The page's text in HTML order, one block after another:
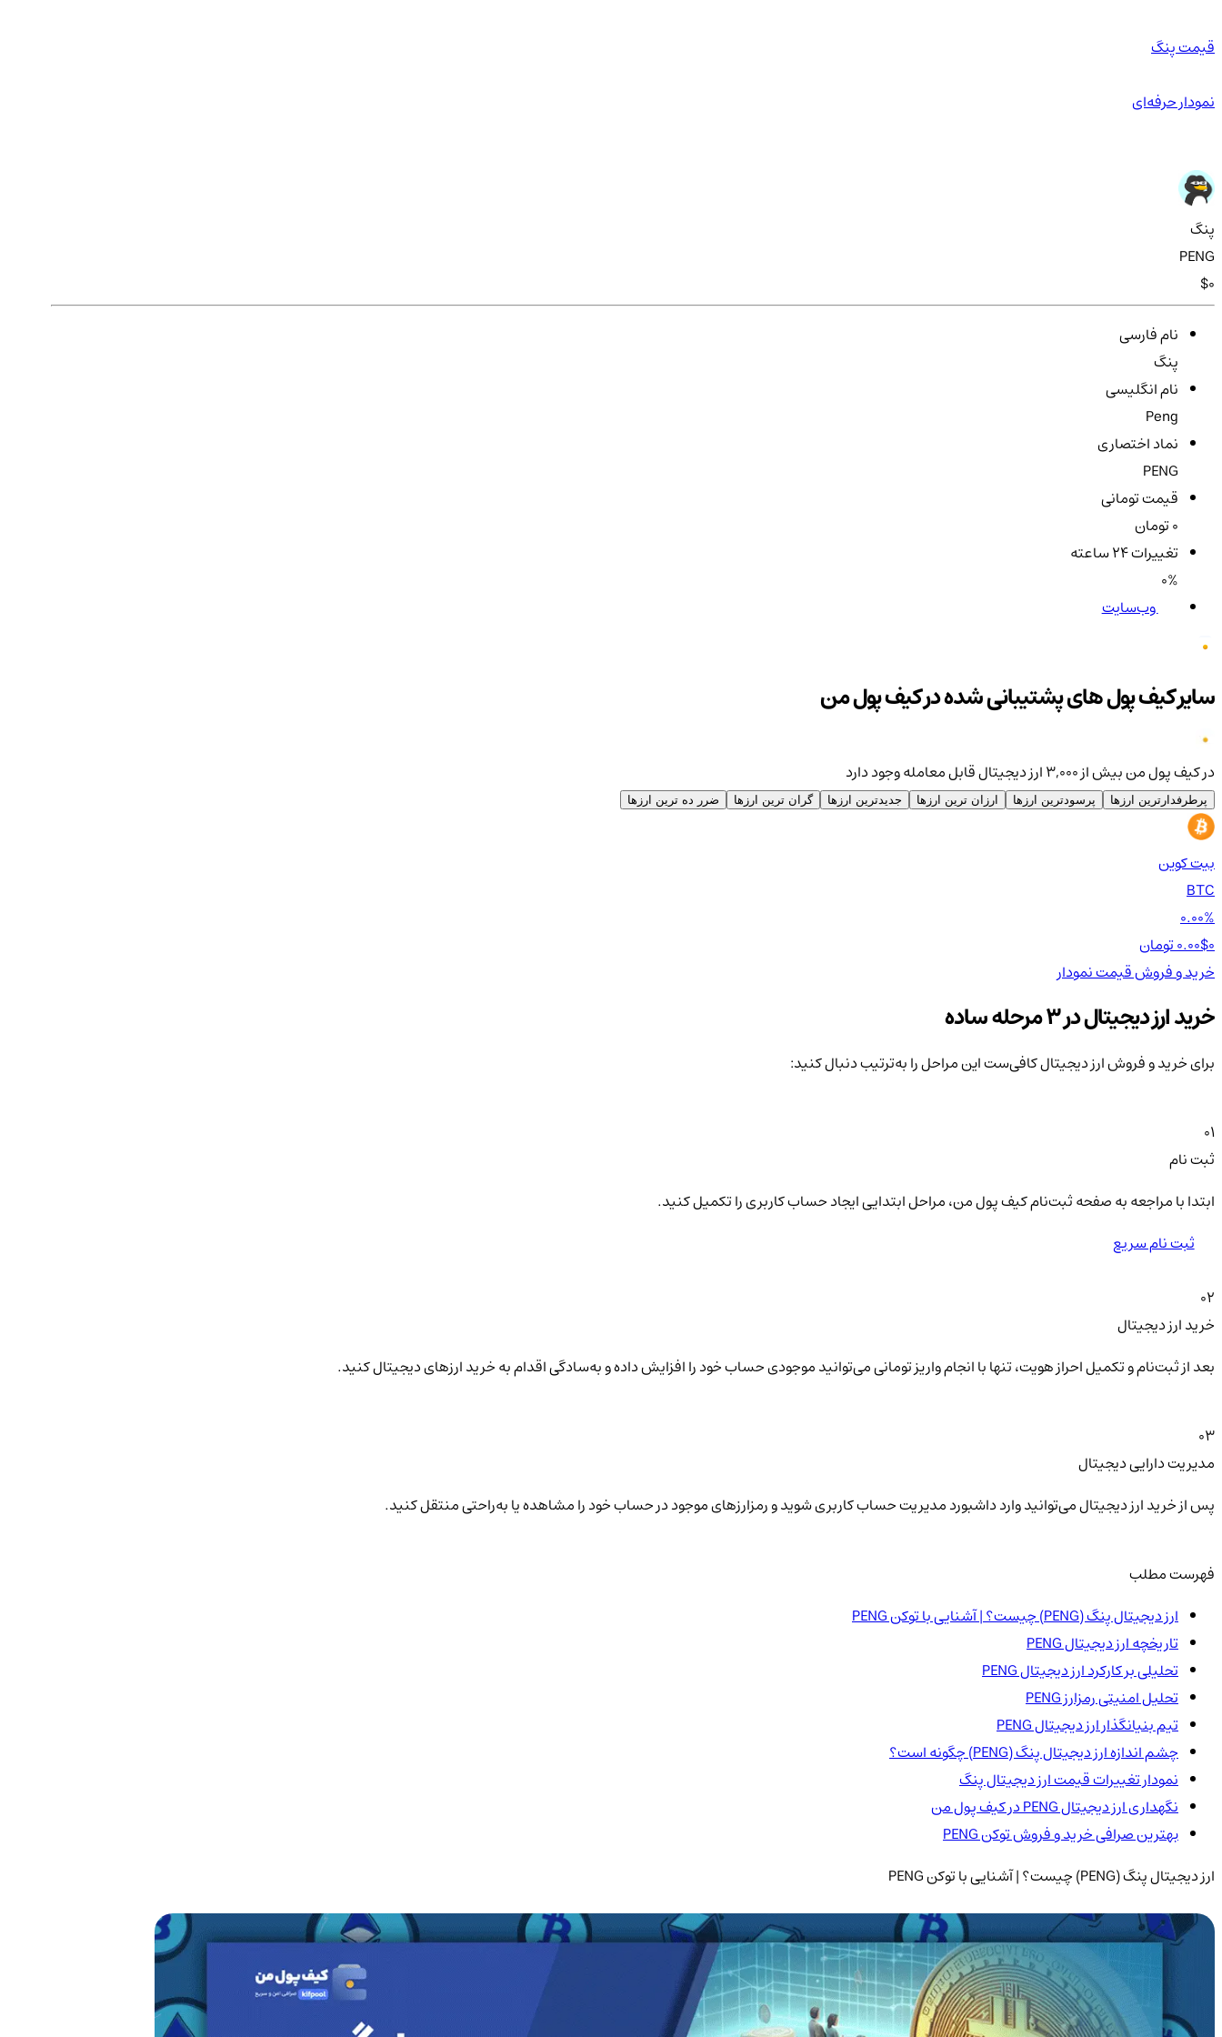
قیمت پنگ
نمودار حرفه‌ای
پنگ
PENG
$0
نام فارسی
پنگ
نام انگلیسی
Peng
نماد اختصاری
PENG
قیمت تومانی
0 تومان
تغییرات ۲۴ ساعته
0%
وب‌سایت
سایر کیف پول های پشتیبانی شده در کیف پول من
در کیف پول من بیش از ۳,۰۰۰ ارز دیجیتال قابل معامله وجود دارد
پرطرفدارترین ارزها پرسودترین ارزها ارزان ترین ارزها جدیدترین ارزها گران ترین ارزها ضرر ده ترین ارزها
بیت کوین
BTC
0.00%
0.00$0 تومان
خرید و فروشقیمتنمودار
خرید ارز دیجیتال در 3 مرحله ساده
برای خرید و فروش ارز دیجیتال کافی‌ست این مراحل را به‌ترتیب دنبال کنید:
01
ثبت نام
ابتدا با مراجعه به صفحه ثبت‌نام کیف‌ پول من، مراحل ابتدایی ایجاد حساب کاربری را تکمیل کنید.
ثبت نام سریع
02
خرید ارز دیجیتال
بعد از ثبت‌نام و تکمیل احراز هویت، تنها با انجام واریز تومانی می‌توانید موجودی حساب خود را افزایش داده و به‌سادگی اقدام به خرید ارزهای دیجیتال کنید.
03
مدیریت دارایی دیجیتال
پس از خرید ارز دیجیتال می‌توانید وارد داشبورد مدیریت حساب کاربری شوید و رمزارزهای موجود در حساب خود را مشاهده یا به‌راحتی منتقل کنید.
فهرست مطلب
ارز دیجیتال پنگ (PENG) چیست؟ | آشنایی با توکن PENG
تاریخچه ارز دیجیتال PENG
تحلیلی بر کارکرد ارز دیجیتال PENG
تحلیل امنیتی رمزارز PENG
تیم بنیانگذار ارز دیجیتال PENG
چشم اندازه ارز دیجیتال پنگ (PENG) چگونه است؟
نمودار تغییرات قیمت ارز دیجیتال پنگ
نگهداری ارز دیجیتال PENG در کیف پول من
بهترین صرافی خرید و فروش توکن PENG
ارز دیجیتال پنگ (PENG) چیست؟ | آشنایی با توکن PENG